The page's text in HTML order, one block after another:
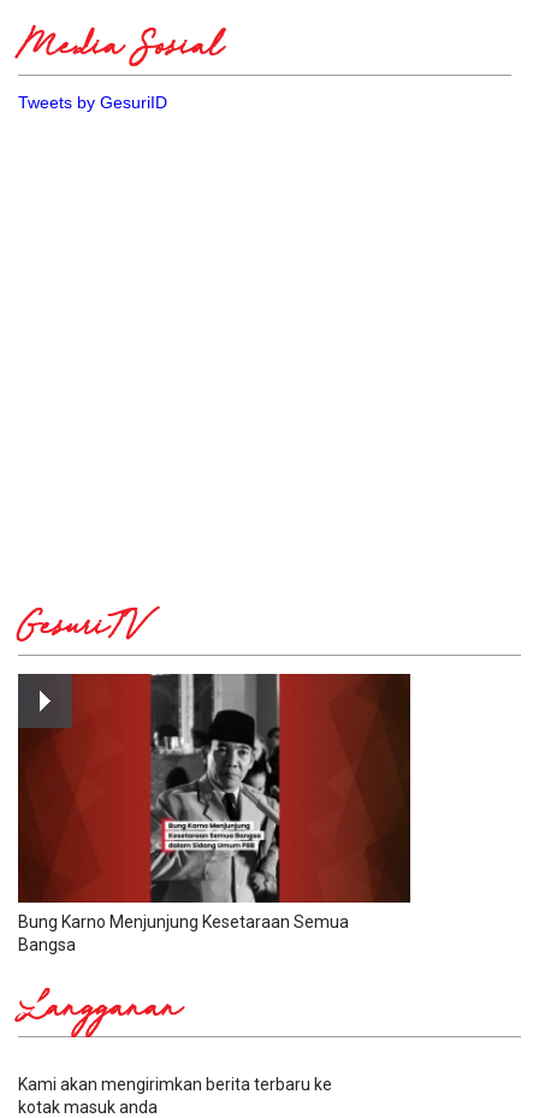
Media Sosial
Tweets by GesuriID
GesuriTV
Bung Karno Menjunjung Kesetaraan Semua
Bangsa
Langganan
Kami akan mengirimkan berita terbaru ke
kotak masuk anda